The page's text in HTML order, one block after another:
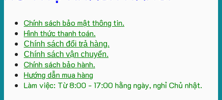
Chính sách bảo mật thông tin.
Hình thức thanh toán.
Chính sách đổi trả hàng.
Chính sách vận chuyển.
Chính sách bảo hành.
Hướng dẫn mua hàng
Làm việc: Từ 8:00 - 17:00 hằng ngày, nghỉ Chủ nhật.